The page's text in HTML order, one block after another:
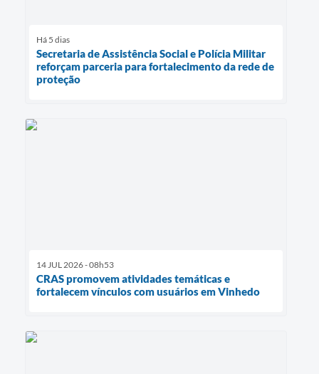
Há 5 dias
Secretaria de Assistência Social e Polícia Militar
reforçam parceria para fortalecimento da rede de
proteção
14 JUL 2026 - 08h53
CRAS promovem atividades temáticas e
fortalecem vínculos com usuários em Vinhedo